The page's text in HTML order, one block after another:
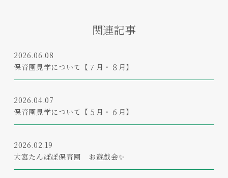
関連記事
2026.06.08
保育園見学について【７月・８月】
2026.04.07
保育園見学について【５月・６月】
2026.02.19
大宮たんぽぽ保育園 お遊戯会✨